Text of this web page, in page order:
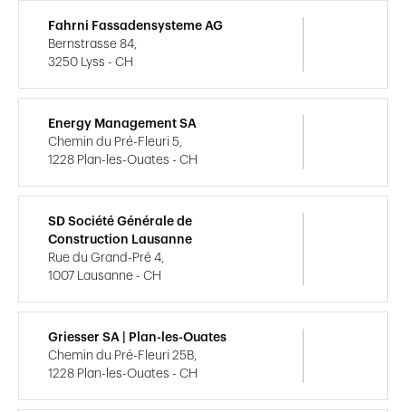
Fahrni Fassadensysteme AG
Bernstrasse 84,
3250 Lyss - CH
Energy Management SA
Chemin du Pré-Fleuri 5,
1228 Plan-les-Ouates - CH
SD Société Générale de
Construction Lausanne
Rue du Grand-Pré 4,
1007 Lausanne - CH
Griesser SA | Plan-les-Ouates
Chemin du Pré-Fleuri 25B,
1228 Plan-les-Ouates - CH